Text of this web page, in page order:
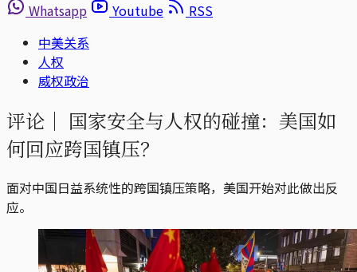
Whatsapp
Youtube
RSS
中美关系
人权
威权政治
评论｜ 国家安全与人权的碰撞：美国如
何回应跨国镇压？
面对中国日益系统性的跨国镇压策略，美国开始对此做出反
应。